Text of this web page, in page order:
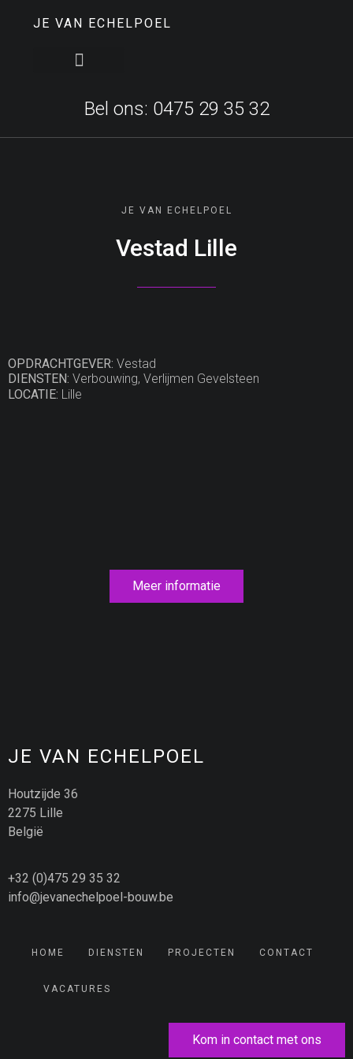
JE VAN ECHELPOEL
Bel ons: 0475 29 35 32
JE VAN ECHELPOEL
Vestad Lille
OPDRACHTGEVER: Vestad
DIENSTEN: Verbouwing, Verlijmen Gevelsteen
LOCATIE: Lille
Meer informatie
JE VAN ECHELPOEL
Houtzijde 36
2275 Lille
België
+32 (0)475 29 35 32
info@jevanechelpoel-bouw.be
HOME DIENSTEN PROJECTEN CONTACT
VACATURES
Kom in contact met ons